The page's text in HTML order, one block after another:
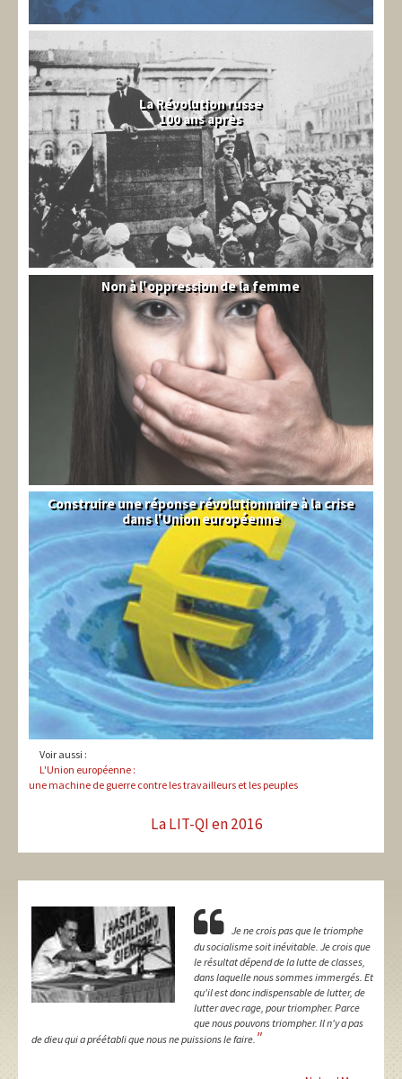
La Révolution russe
100 ans après
Syrie
Non à l'oppression de la femme
Syndical
Construire une réponse révolutionnaire à la crise
dans l'Union européenne
Voir aussi :
L'Union européenne :
une machine de guerre contre les travailleurs et les peuples
La LIT-QI en 2016
Je ne crois pas que le triomphe
du socialisme soit inévitable. Je crois que
le résultat dépend de la lutte de classes,
dans laquelle nous sommes immergés. Et
qu'il est donc indispensable de lutter, de
lutter avec rage, pour triompher. Parce
que nous pouvons triompher. Il n'y a pas
de dieu qui a préétabli que nous ne puissions le faire. "